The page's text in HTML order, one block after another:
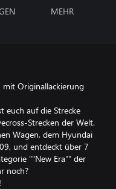
MEHR
mit Originallackierung
euch auf die Strecke
Strecken der Welt.
Wagen, dem Hyundai
und entdeckt über 7
""New Era"" der
noch?